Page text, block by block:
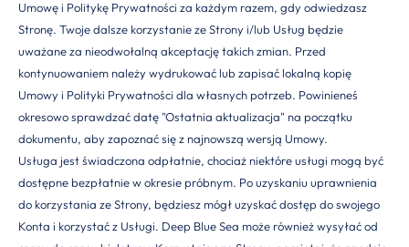
Umowę i Politykę Prywatności za każdym razem, gdy odwiedzasz
Stronę. Twoje dalsze korzystanie ze Strony i/lub Usług będzie
uważane za nieodwołalną akceptację takich zmian. Przed
kontynuowaniem należy wydrukować lub zapisać lokalną kopię
Umowy i Polityki Prywatności dla własnych potrzeb. Powinieneś
okresowo sprawdzać datę "Ostatnia aktualizacja" na początku
dokumentu, aby zapoznać się z najnowszą wersją Umowy.
Usługa jest świadczona odpłatnie, chociaż niektóre usługi mogą być
dostępne bezpłatnie w okresie próbnym. Po uzyskaniu uprawnienia
do korzystania ze Strony, będziesz mógł uzyskać dostęp do swojego
Konta i korzystać z Usługi. Deep Blue Sea może również wysyłać od